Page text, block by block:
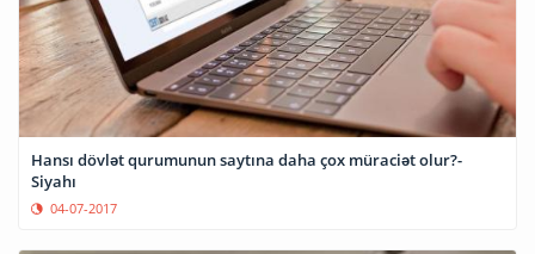
Hansı dövlət qurumunun saytına daha çox müraciət olur?-
Siyahı
04-07-2017